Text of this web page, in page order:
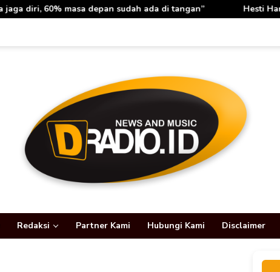
ada di tangan” Hesti Haris: Rabu Berkah TP PKK
Redaksi Partner Kami Hubungi Kami Disclaimer